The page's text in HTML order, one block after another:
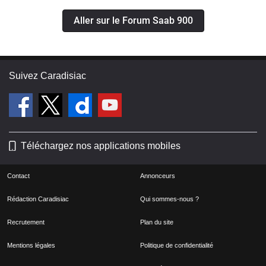
Aller sur le Forum Saab 900
Suivez Caradisiac
Téléchargez nos applications mobiles
Contact Annonceurs
Rédaction Caradisiac Qui sommes-nous ?
Recrutement Plan du site
Mentions légales Politique de confidentialité